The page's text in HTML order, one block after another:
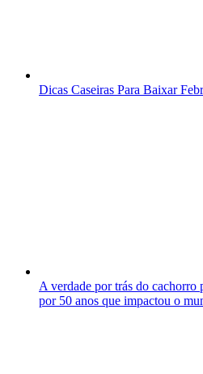
Dicas Caseiras Para Baixar
A verdade por trás do cachorro
por 50 anos que impactou o